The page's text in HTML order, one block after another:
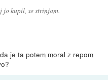
jo kupil, se strinjam.
je ta potem moral z repom